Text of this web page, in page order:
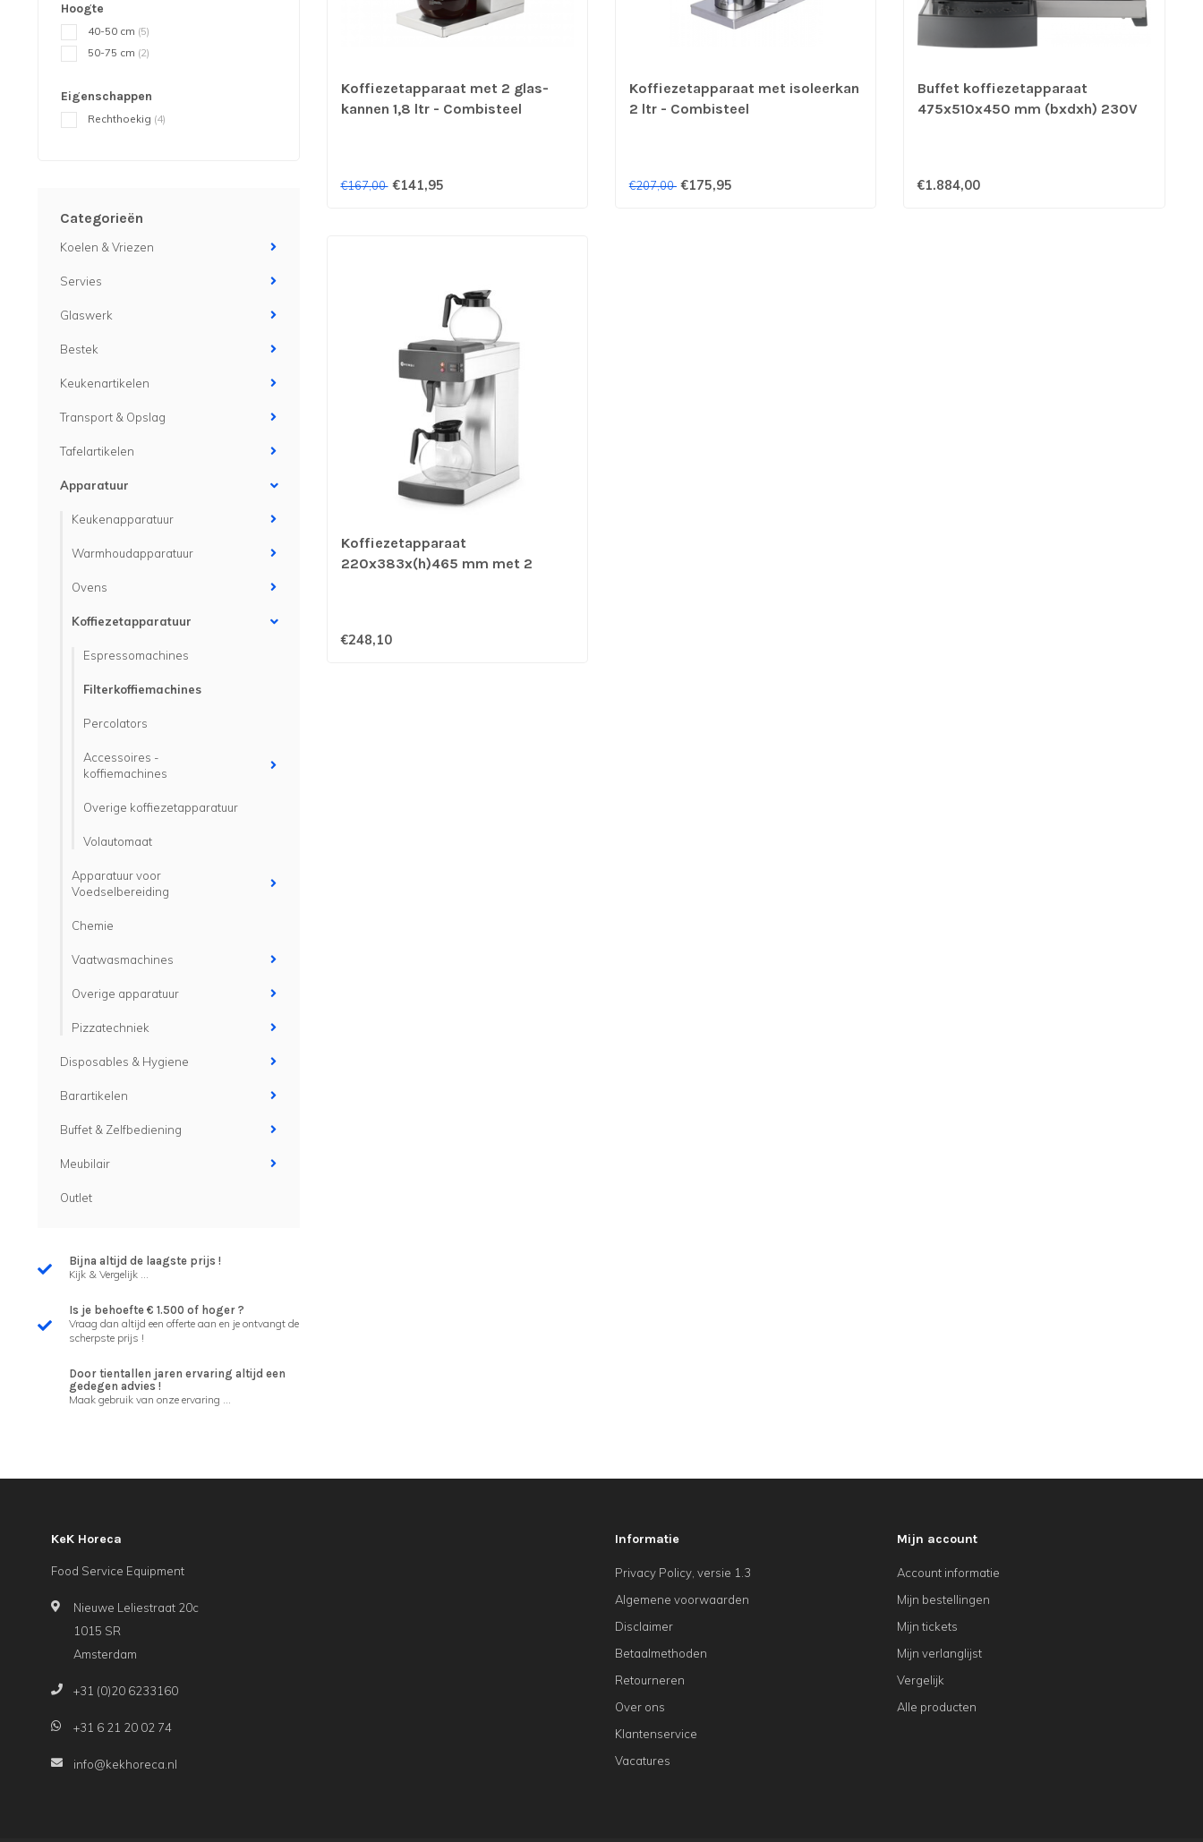
Hoogte
40-50 cm (5)
50-75 cm (2)
Eigenschappen
Rechthoekig (4)
Categorieën
Koelen & Vriezen
Servies
Glaswerk
Bestek
Keukenartikelen
Transport & Opslag
Tafelartikelen
Apparatuur
Keukenapparatuur
Warmhoudapparatuur
Ovens
Koffiezetapparatuur
Espressomachines
Filterkoffiemachines
Percolators
Accessoires -
koffiemachines
Overige koffiezetapparatuur
Volautomaat
Apparatuur voor
Voedselbereiding
Chemie
Vaatwasmachines
Overige apparatuur
Pizzatechniek
Disposables & Hygiene
Barartikelen
Buffet & Zelfbediening
Meubilair
Outlet
Bijna altijd de laagste prijs !
Kijk & Vergelijk ...
Is je behoefte € 1.500 of hoger ?
Vraag dan altijd een offerte aan en je ontvangt de
scherpste prijs !
Door tientallen jaren ervaring altijd een
gedegen advies !
Maak gebruik van onze ervaring ...
Koffiezetapparaat met 2 glas-
kannen 1,8 ltr - Combisteel
€167,00 €141,95
Koffiezetapparaat met isoleerkan
2 ltr - Combisteel
€207,00 €175,95
Buffet koffiezetapparaat
475x510x450 mm (bxdxh) 230V
€1.884,00
Koffiezetapparaat
220x383x(h)465 mm met 2
€248,10
KeK Horeca
Food Service Equipment
Nieuwe Leliestraat 20c
1015 SR
Amsterdam
+31 (0)20 6233160
+31 6 21 20 02 74
info@kekhoreca.nl
Informatie
Privacy Policy, versie 1.3
Algemene voorwaarden
Disclaimer
Betaalmethoden
Retourneren
Over ons
Klantenservice
Vacatures
Mijn account
Account informatie
Mijn bestellingen
Mijn tickets
Mijn verlanglijst
Vergelijk
Alle producten